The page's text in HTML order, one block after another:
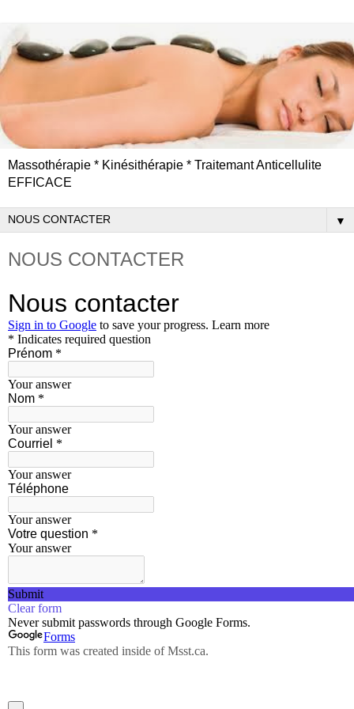
Massothérapie * Kinésithérapie * Traitemant Anticellulite
EFFICACE
▼
NOUS CONTACTER